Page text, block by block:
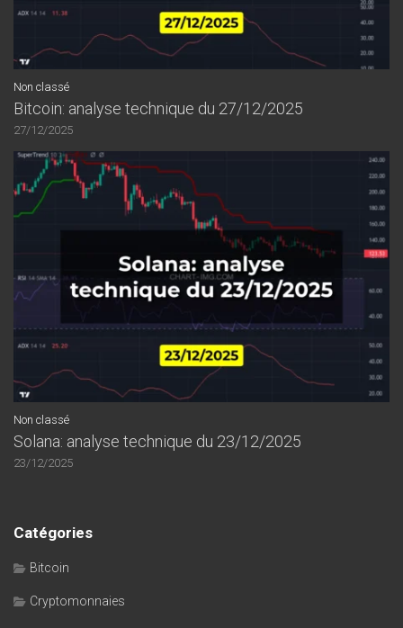
Non classé
Bitcoin: analyse technique du 27/12/2025
27/12/2025
Non classé
Solana: analyse technique du 23/12/2025
23/12/2025
Catégories
Bitcoin
Cryptomonnaies